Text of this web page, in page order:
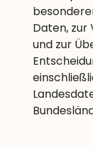
Daten,
und zur